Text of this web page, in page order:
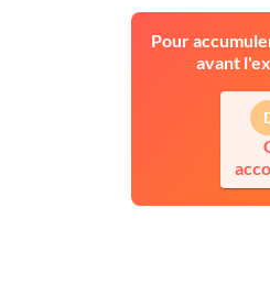
Pour
avant